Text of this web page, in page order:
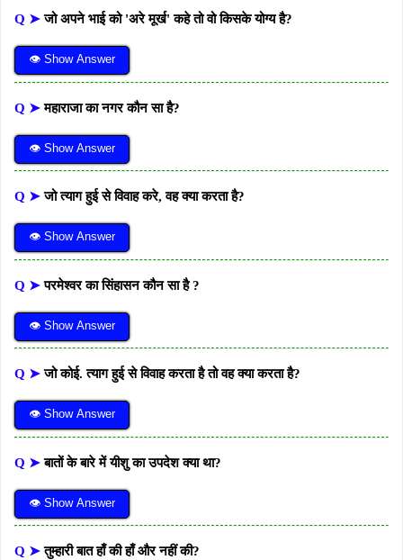
Q ➤जो अपने भाई को 'अरे मूर्ख' कहे तो वो किसके योग्य है?
👁 Show Answer
Q ➤महाराजा का नगर कौन सा है?
👁 Show Answer
Q ➤जो त्याग हुई से विवाह करे, वह क्या करता है?
👁 Show Answer
Q ➤परमेश्वर का सिंहासन कौन सा है ?
👁 Show Answer
Q ➤जो कोई. त्याग हुई से विवाह करता है तो वह क्या करता है?
👁 Show Answer
Q ➤बातों के बारे में यीशु का उपदेश क्या था?
👁 Show Answer
Q ➤तुम्हारी बात हाँ की हाँ और नहीं की?